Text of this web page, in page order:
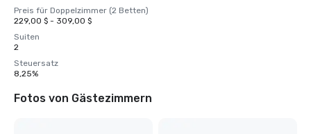
Preis für Doppelzimmer (2 Betten)
229,00 $ - 309,00 $
Suiten
2
Steuersatz
8,25%
Fotos von Gästezimmern